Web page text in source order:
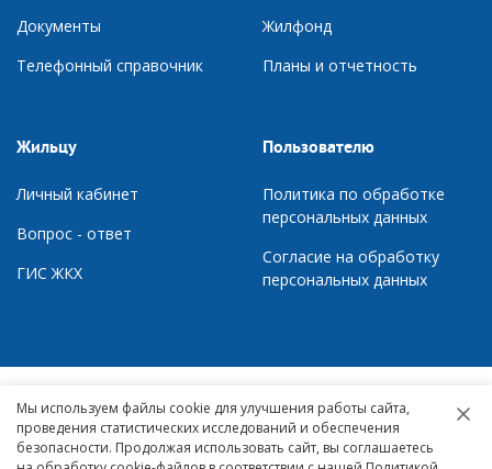
Документы
Телефонный справочник
Жилфонд
Планы и отчетность
Жильцу
Личный кабинет
Вопрос - ответ
ГИС ЖКХ
Пользователю
Политика по обработке
персональных данных
Согласие на обработку
персональных данных
© 2007 – 2026,
Управляющая компания «Квартал»
г. Краснотурьинск, ул. Микова, д. 10
Мы используем файлы cookie для улучшения работы сайта,
проведения статистических исследований и обеспечения
безопасности. Продолжая использовать сайт, вы соглашаетесь